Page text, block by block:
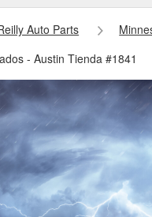
Auto Parts
- Austin Tienda #1841